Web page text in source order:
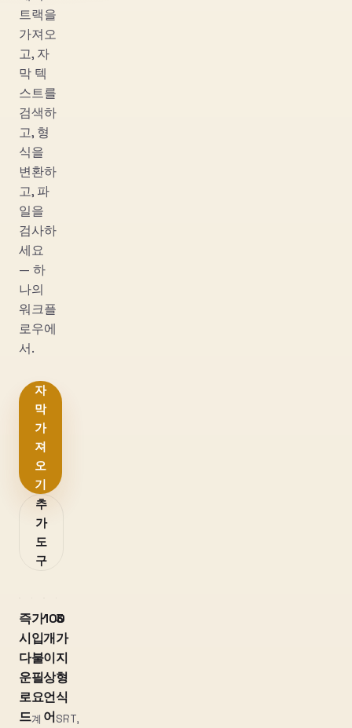
트랙을
가져오
고, 자
막 텍
스트를
검색하
고, 형
식을
변환하
고, 파
일을
검사하
세요
— 하
나의
워크플
로우에
서.
자
막
가
져
오
기
추
가
도
구
즉
시
다
운
로
드
가
입
불
필
요
계
100
개
이
상
언
어
3
가
지
형
식
SRT,